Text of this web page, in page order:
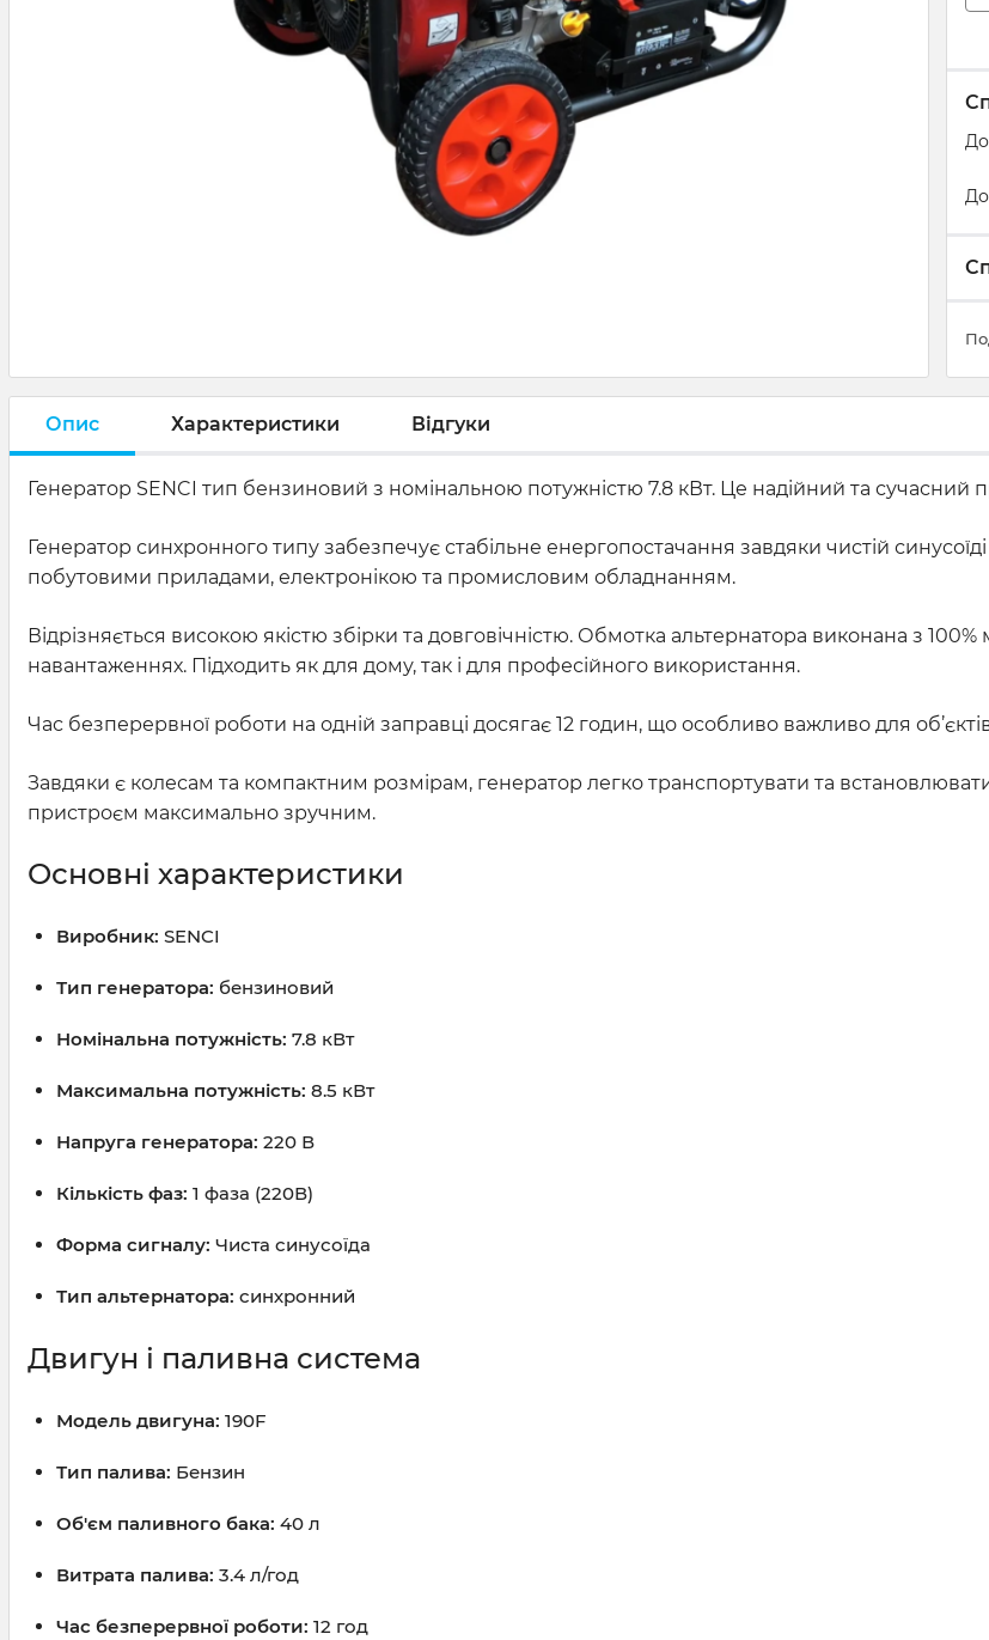
Опис Характеристики Відгуки
Генератор SENCI тип бензиновий з номінальною потужністю 7.8 кВт. Це надійний та сучасний
Генератор синхронного типу забезпечує стабільне енергопостачання завдяки чистій
побутовими приладами, електронікою та промисловим обладнанням.
Відрізняється високою якістю збірки та довговічністю. Обмотка альтернатора виконана з
навантаженнях. Підходить як для дому, так і для професійного використання.
Час безперервної роботи на одній заправці досягає 12 годин, що особливо важливо для
Завдяки є колесам та компактним розмірам, генератор легко транспортувати та
пристроєм максимально зручним.
Основні характеристики
Виробник: SENCI
Тип генератора: бензиновий
Номінальна потужність: 7.8 кВт
Максимальна потужність: 8.5 кВт
Напруга генератора: 220 В
Кількість фаз: 1 фаза (220В)
Форма сигналу: Чиста синусоїда
Тип альтернатора: синхронний
Двигун і паливна система
Модель двигуна: 190F
Тип палива: Бензин
Об'єм паливного бака: 40 л
Витрата палива: 3.4 л/год
Час безперервної роботи: 12 год